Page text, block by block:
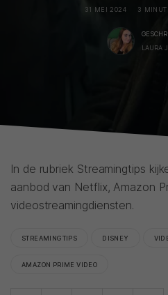
31 MEI 2024 3
LAURA
In de rubriek Streamingtips
aanbod van Netflix, Amazon
videostreamingdiensten.
STREAMINGTIPS DISNEY
AMAZON PRIME VIDEO